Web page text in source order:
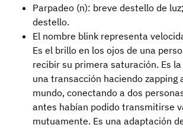
Parpadeo (n): breve destello de
destello.
El nombre blink representa
Es el brillo en los ojos de una
recibir su primera saturación. Es
una transacción haciendo zapping
mundo, conectando a dos
antes habían podido transmitirse
mutuamente. Es una adaptación